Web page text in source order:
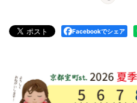
Facebookでシェア